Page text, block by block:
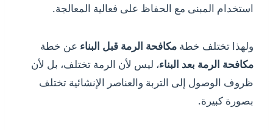
استخدام المبنى مع الحفاظ على فعالية المعالجة.
ولهذا تختلف خطة مكافحة الرمة قبل البناء عن خطة
مكافحة الرمة بعد البناء، ليس لأن الرمة تختلف، بل لأن
ظروف الوصول إلى التربة والعناصر الإنشائية تختلف
بصورة كبيرة.